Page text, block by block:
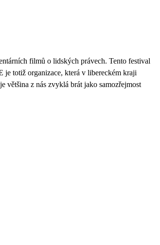
filmů o lidských právech. Tento festival
je totiž organizace, která v libereckém kraji
většina z nás zvyklá brát jako samozřejmost